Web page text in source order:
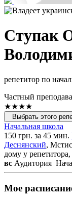
Ступак
репетитор по
Частный
★★★★
Выбрать этого
Начальная школа
150 грн. за 45 мин.
Деснянский,
дому у
вс Аудитория
Мое